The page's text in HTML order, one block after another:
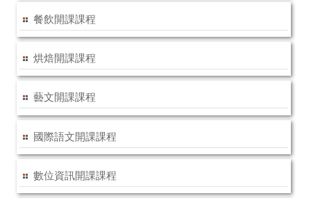
餐飲開課課程
烘焙開課課程
藝文開課課程
國際語文開課課程
數位資訊開課課程